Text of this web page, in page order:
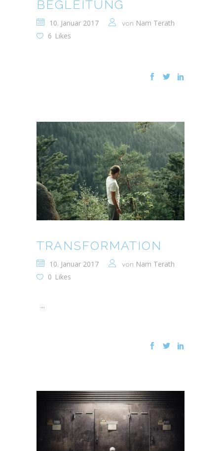
BEGLEITUNG
10. Januar 2017 von Nam Terath
6 Likes
TRANSFORMATION
10. Januar 2017 von Nam Terath
0 Likes
...